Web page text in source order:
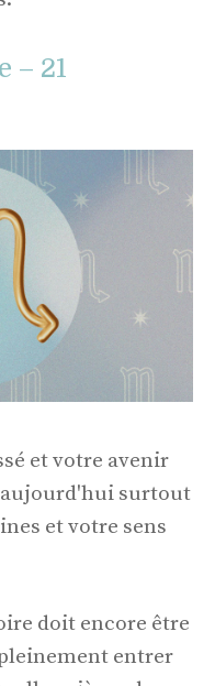
– 21
et votre avenir
surtout
et votre sens
doit encore être
entrer